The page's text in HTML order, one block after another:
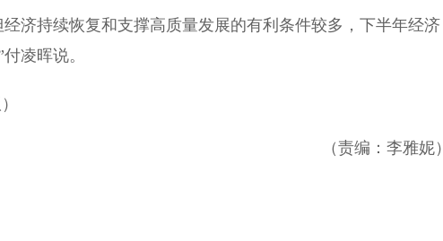
持续恢复和支撑高质量发展的有利条件较多，下半年经济
凌晖说。
（责编：李雅妮）